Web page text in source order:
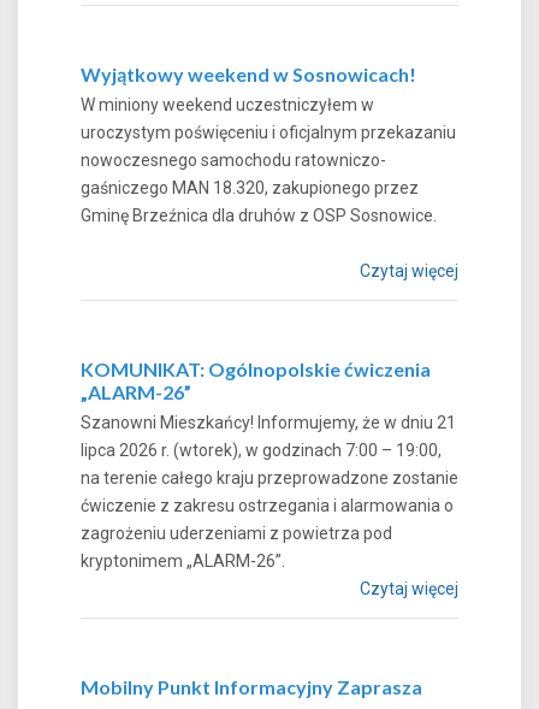
Wyjątkowy weekend w Sosnowicach!
W miniony weekend uczestniczyłem w
uroczystym poświęceniu i oficjalnym przekazaniu
nowoczesnego samochodu ratowniczo-
gaśniczego MAN 18.320, zakupionego przez
Gminę Brzeźnica dla druhów z OSP Sosnowice.
Czytaj więcej
KOMUNIKAT: Ogólnopolskie ćwiczenia
„ALARM-26”
Szanowni Mieszkańcy! Informujemy, że w dniu 21
lipca 2026 r. (wtorek), w godzinach 7:00 – 19:00,
na terenie całego kraju przeprowadzone zostanie
ćwiczenie z zakresu ostrzegania i alarmowania o
zagrożeniu uderzeniami z powietrza pod
kryptonimem „ALARM-26”.
Czytaj więcej
Mobilny Punkt Informacyjny Zaprasza